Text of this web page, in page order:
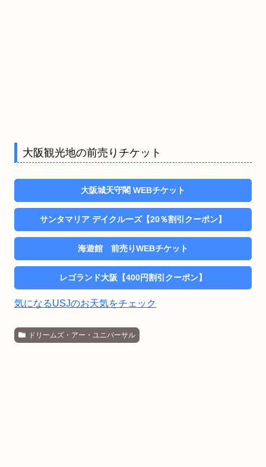
大阪観光地の前売りチケット
大阪城天守閣 WEBチケット
サンタマリア デイクルーズ【20％割引クーポン】
海遊館 前売りWEBチケット
レゴランド大阪【400円割引クーポン】
気になるUSJのお天気をチェック
ドリームズ・アー・ユニバーサル